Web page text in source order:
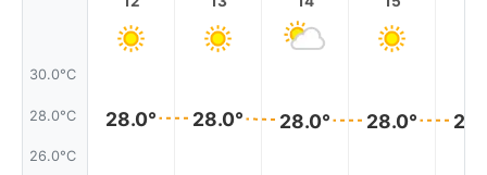
30.0°C
28.0°C
26.0°C
28.0° 28.0° 28.0° 28.0°